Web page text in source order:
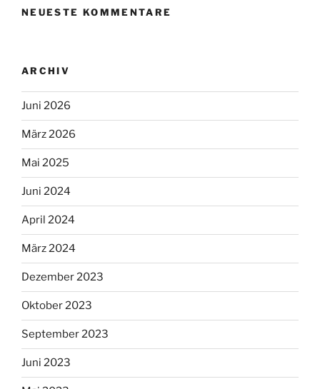
NEUESTE KOMMENTARE
ARCHIV
Juni 2026
März 2026
Mai 2025
Juni 2024
April 2024
März 2024
Dezember 2023
Oktober 2023
September 2023
Juni 2023